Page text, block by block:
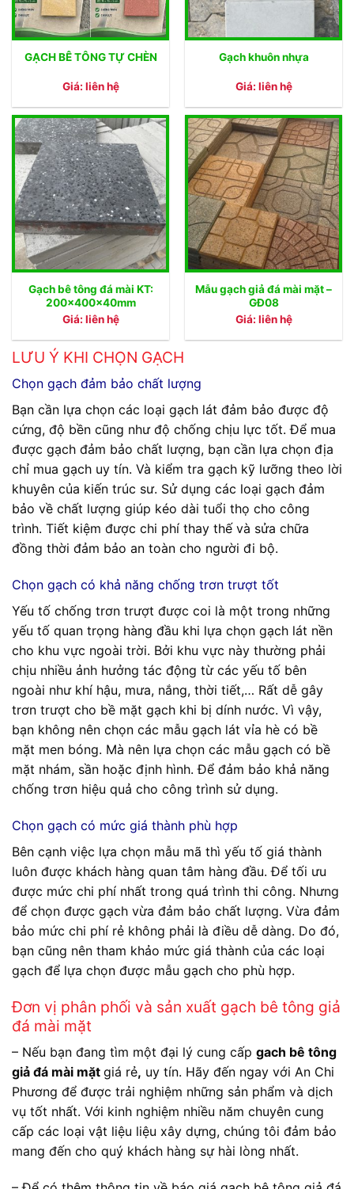
GẠCH BÊ TÔNG TỰ CHÈN
Giá: liên hệ
Gạch khuôn nhựa
Giá: liên hệ
Gạch bê tông đá mài KT:
200x400x40mm
Giá: liên hệ
Mẫu gạch giả đá mài mặt –
GĐ08
Giá: liên hệ
LƯU Ý KHI CHỌN GẠCH
Chọn gạch đảm bảo chất lượng
Bạn cần lựa chọn các loại gạch lát đảm bảo được độ
cứng, độ bền cũng như độ chống chịu lực tốt. Để mua
được gạch đảm bảo chất lượng, bạn cần lựa chọn địa
chỉ mua gạch uy tín. Và kiểm tra gạch kỹ lưỡng theo lời
khuyên của kiến trúc sư. Sử dụng các loại gạch đảm
bảo về chất lượng giúp kéo dài tuổi thọ cho công
trình. Tiết kiệm được chi phí thay thế và sửa chữa
đồng thời đảm bảo an toàn cho người đi bộ.
Chọn gạch có khả năng chống trơn trượt tốt
Yếu tố chống trơn trượt được coi là một trong những
yếu tố quan trọng hàng đầu khi lựa chọn gạch lát nền
cho khu vực ngoài trời. Bởi khu vực này thường phải
chịu nhiều ảnh hưởng tác động từ các yếu tố bên
ngoài như khí hậu, mưa, nắng, thời tiết,… Rất dễ gây
trơn trượt cho bề mặt gạch khi bị dính nước. Vì vậy,
bạn không nên chọn các mẫu gạch lát vỉa hè có bề
mặt men bóng. Mà nên lựa chọn các mẫu gạch có bề
mặt nhám, sần hoặc định hình. Để đảm bảo khả năng
chống trơn hiệu quả cho công trình sử dụng.
Chọn gạch có mức giá thành phù hợp
Bên cạnh việc lựa chọn mẫu mã thì yếu tố giá thành
luôn được khách hàng quan tâm hàng đầu. Để tối ưu
được mức chi phí nhất trong quá trình thi công. Nhưng
để chọn được gạch vừa đảm bảo chất lượng. Vừa đảm
bảo mức chi phí rẻ không phải là điều dễ dàng. Do đó,
bạn cũng nên tham khảo mức giá thành của các loại
gạch để lựa chọn được mẫu gạch cho phù hợp.
Đơn vị phân phối và sản xuất gạch bê tông giả
đá mài mặt
– Nếu bạn đang tìm một đại lý cung cấp gach bê tông
giả đá mài mặt giá rẻ, uy tín. Hãy đến ngay với An Chi
Phương để được trải nghiệm những sản phẩm và dịch
vụ tốt nhất. Với kinh nghiệm nhiều năm chuyên cung
cấp các loại vật liệu liệu xây dựng, chúng tôi đảm bảo
mang đến cho quý khách hàng sự hài lòng nhất.